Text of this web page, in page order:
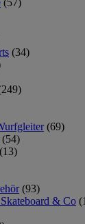
(57)
(34)
(69)
(54)
(13)
(93)
& Co